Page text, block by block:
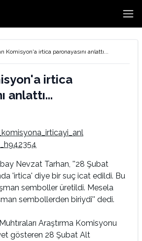
Komisyon'a irtica paronayasını anlattı...
irtica
anlattı...
Nevzat Tarhan, ''28 Şubat
'irtica' diye bir suç icat edildi. Bu
semboller üretildi. Mesela
sembollerden biriydi'' dedi.
Araştırma Komisyonu
gösteren 28 Şubat Alt